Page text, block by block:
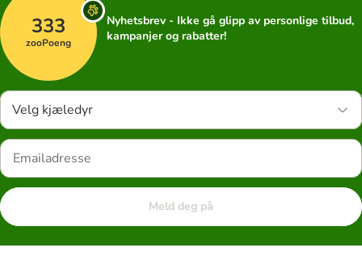
333
zooPoeng
Nyhetsbrev - Ikke gå glipp av personlige tilbud,
kampanjer og rabatter!
Velg kjæledyr
Meld deg på